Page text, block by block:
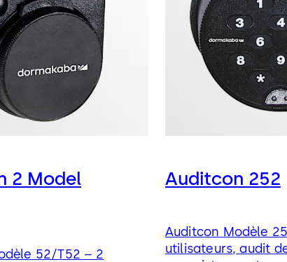
2 Model
52/T52 – 2
Auditcon 252
Auditcon Modèle
utilisateurs, audit